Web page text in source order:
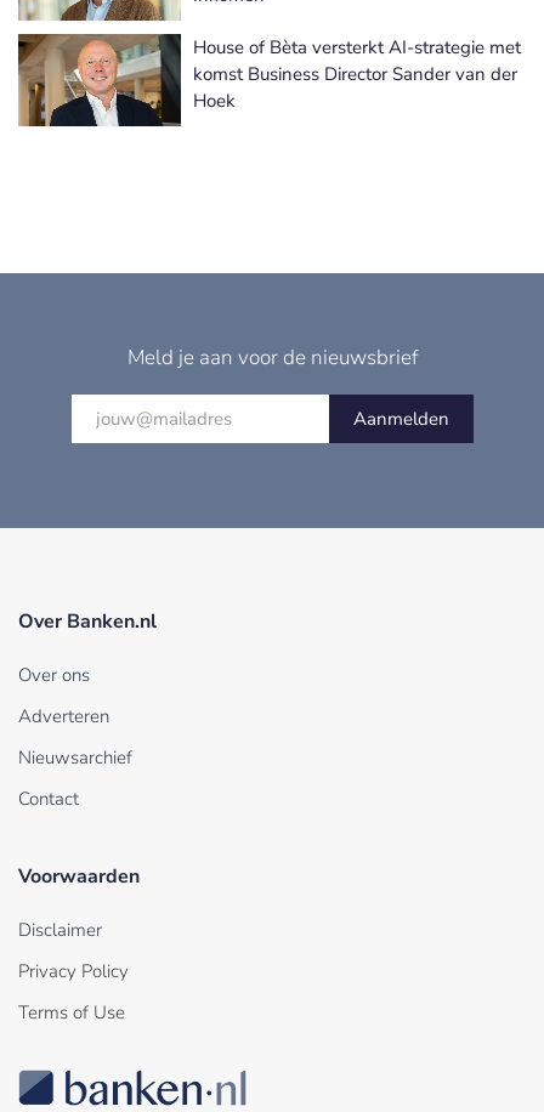
House of Bèta versterkt AI-strategie met
komst Business Director Sander van der
Hoek
Meld je aan voor de nieuwsbrief
Aanmelden
Over Banken.nl
Over ons
Adverteren
Nieuwsarchief
Contact
Voorwaarden
Disclaimer
Privacy Policy
Terms of Use